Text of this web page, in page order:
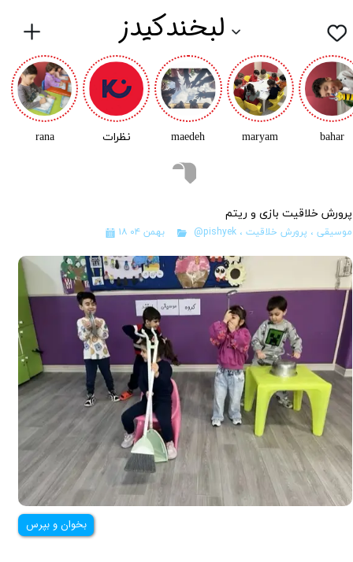
لبخندکیدز
rana نظرات maedeh maryam bahar
پرورش خلاقیت بازی و ریتم
۱۸ بهمن ۰۴ @pishyek، موسیقی ، پرورش خلاقیت
بخوان و بپرس